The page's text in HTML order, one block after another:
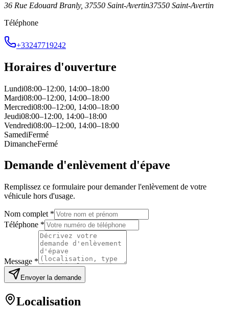
36 Rue Edouard Branly, 37550 Saint-Avertin37550 Saint-Avertin
Téléphone
+33247719242
Horaires d'ouverture
Lundi08:00–12:00, 14:00–18:00
Mardi08:00–12:00, 14:00–18:00
Mercredi08:00–12:00, 14:00–18:00
Jeudi08:00–12:00, 14:00–18:00
Vendredi08:00–12:00, 14:00–18:00
SamediFermé
DimancheFermé
Demande d'enlèvement d'épave
Remplissez ce formulaire pour demander l'enlèvement de votre
véhicule hors d'usage.
Nom complet *
Téléphone *
Message *
Envoyer la demande
Localisation